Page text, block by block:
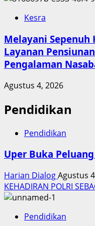
Kesra
Melayani Sepenuh
Layanan
Pengalaman
Agustus 4, 2026
Pendidikan
Pendidikan
Uper Buka
Harian DialogAgustus
KEHADIRAN POLRI
Pendidikan